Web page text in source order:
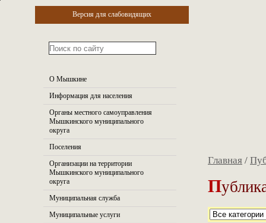
О Мышкине
Информация для населения
Органы местного самоуправления
Мышкинского муниципального
округа
Поселения
Организации на территории
Мышкинского муниципального
округа
Муниципальная служба
Муниципальные услуги
Главная /
П
Версия для слабовидящих